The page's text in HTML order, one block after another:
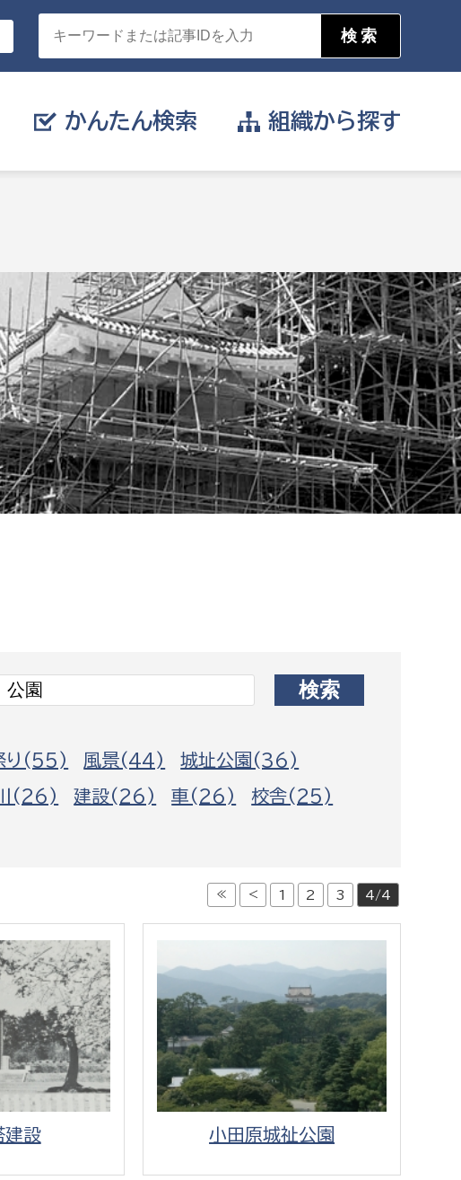
消防
かんたん検索
届け出や申請をしたい
証明書がほしい
相談をしたい
支払いをしたい
イベント・講座などに参加したい
組織から探す
事業課
都市部
地域交通課
ンター
ター
営管理課
用度課
消防
消防総務課
予防課
警防計画課
り(55) 風景(44)
城址公園(36)
(26) 建設(26) 車(26)
校舎(25)
≪ < 1 2 3 4/4
建設 小田原城祉公園